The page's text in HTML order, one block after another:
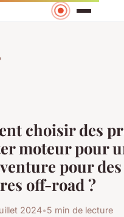
choisir des
moteur pour
pour des
off-road ?
2024•5 min de lecture